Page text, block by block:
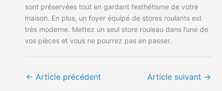
sont préservées tout en gardant l’esthétisme de votre
maison. En plus, un foyer équipé de stores roulants est
très moderne. Mettez un seul store rouleau dans l’une de
vos pièces et vous ne pourrez pas en passer.
← Article précédent Article suivant →